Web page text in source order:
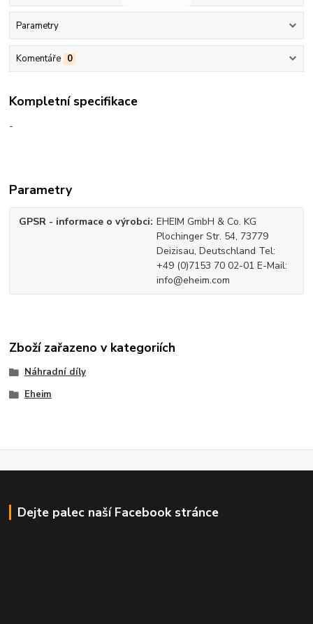
Parametry
Komentáře 0
Kompletní specifikace
-
Parametry
GPSR - informace o výrobci EHEIM GmbH & Co. KG
Plochinger Str. 54, 73779
Deizisau, Deutschland Tel:
+49 (0)7153 70 02-01 E-Mail:
info@eheim.com
Zboží zařazeno v kategoriích
Náhradní díly
Eheim
Dejte palec naší Facebook stránce